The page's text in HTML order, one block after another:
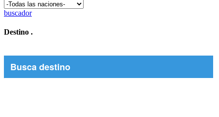
buscador
Destino .